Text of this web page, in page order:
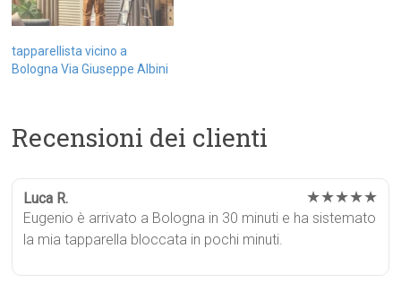
tapparellista vicino a
Bologna Via Giuseppe Albini
Recensioni dei clienti
Luca R. ★★★★★
Eugenio è arrivato a Bologna in 30 minuti e ha sistemato
la mia tapparella bloccata in pochi minuti.